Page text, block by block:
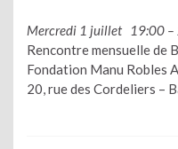
Mercredi 1 juillet 19:00 –
Rencontre mensuelle de
Fondation Manu Robles
20, rue des Cordeliers –